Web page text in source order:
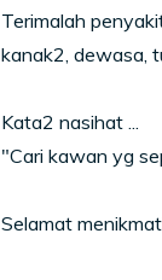
Terimalah
kanak2, dewasa,
Kata2 nasihat ...
"Cari kawan yg
Selamat